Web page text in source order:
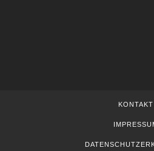
KONTAKT